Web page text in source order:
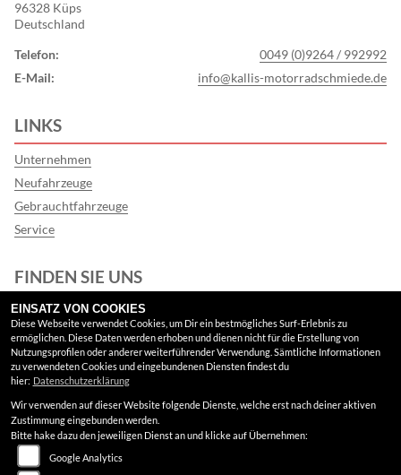
96328 Küps
Deutschland
Telefon:
0049 (0)9264 / 992992
E-Mail:
info@kallis-motorradschmiede.de
LINKS
Unternehmen
Neufahrzeuge
Gebrauchtfahrzeuge
Service
FINDEN SIE UNS
Facebook
Google Maps
RECHTLICHES
AGB
Impressum
EINSATZ VON COOKIES
Diese Webseite verwendet Cookies, um Dir ein bestmögliches Surf-Erlebnis zu
ermöglichen. Diese Daten werden erhoben und dienen nicht für die Erstellung von
Nutzungsprofilen oder anderer weiterführender Verwendung. Sämtliche Informationen
zu verwendeten Cookies und eingebundenen Diensten findest du
hier: Datenschutzerklärung
Wir verwenden auf dieser Website folgende Dienste, welche erst nach deiner aktiven
Zustimmung eingebunden werden.
Bitte hake dazu den jeweiligen Dienst an und klicke auf Übernehmen:
Google Analytics